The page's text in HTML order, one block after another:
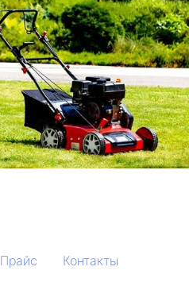
Прайс Контакты